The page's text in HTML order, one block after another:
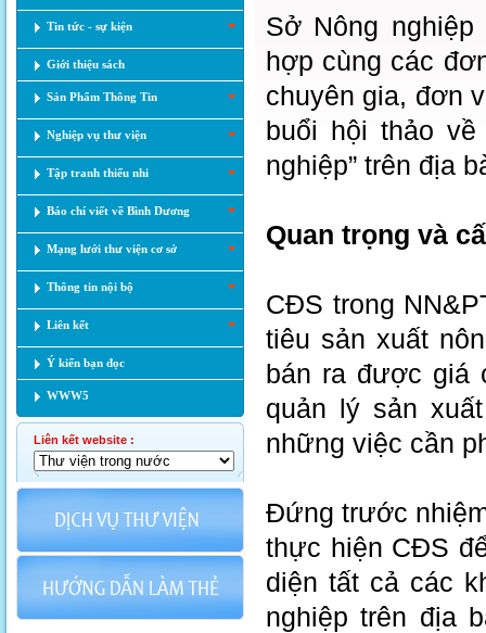
Tin tức - sự kiện
Giới thiệu sách
Sản Phẩm Thông Tin
Nghiệp vụ thư viện
Tập tranh thiếu nhi
Báo chí viết về Bình Dương
Mạng lưới thư viện cơ sở
Thông tin nội bộ
Liên kết
Ý kiến bạn đọc
WWW5
Liên kết website :
Sở Nông
hợp cùng các
chuyên gia, đơn
buổi hội thảo
nghiệp” trên địa
Quan trọng và
CĐS trong
tiêu sản xuất
bán ra được giá
quản lý sản
những việc cần
Đứng trước
thực hiện CĐS
diện tất cả các
nghiệp trên địa